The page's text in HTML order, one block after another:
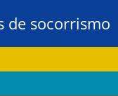
de socorrismo